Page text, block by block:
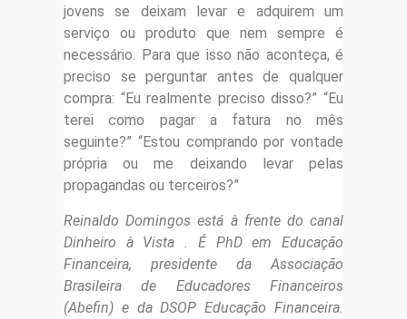
jovens se deixam levar e adquirem um
serviço ou produto que nem sempre é
necessário. Para que isso não aconteça, é
preciso se perguntar antes de qualquer
compra: “Eu realmente preciso disso?” “Eu
terei como pagar a fatura no mês
seguinte?” “Estou comprando por vontade
própria ou me deixando levar pelas
propagandas ou terceiros?”
Reinaldo Domingos está à frente do canal
Dinheiro à Vista . É PhD em Educação
Financeira, presidente da Associação
Brasileira de Educadores Financeiros
(Abefin) e da DSOP Educação Financeira.